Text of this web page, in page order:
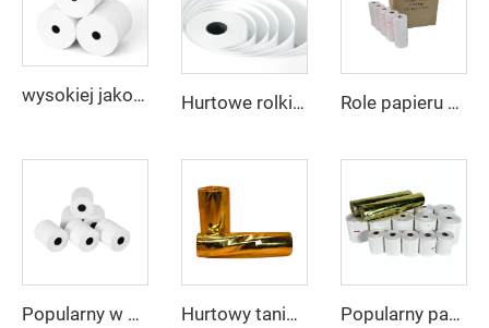
wysokiej jakości papier termiczny 2025, 100% czysta pulpa drzewna, rolki papieru termicznego 80x80 Hurtowe rolki papieru termicznego z możliwością nadruku, 80x80 mm, 57x40 mm, papier do kasy fiskalnej Role papieru kasowego 80*80 mm do systemów POS, bankomatów i supermarketów
Popularny w Malezji papier termiczny 57*40, 80*80, do gastronomii, supermarketów, kas fiskalnych Hurtowy tanie papier kasowy termiczny wysokiej jakości 80*80 mm, rulon do kas rejestrujących POS, bankomatów, banków Popularny papier termiczny 2023, 80 mm, 57 mm, z możliwością niestandardowych wzorów, produkowany w Chinach